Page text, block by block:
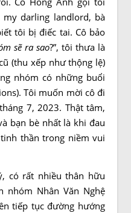
darling landlord, bà
tôi bị điếc tai. Cô bảo
sẽ ra sao?”, tôi thưa là
(thu xếp như thộng lệ)
nhóm có những buổi
Tôi muốn mời cô đi
7, 2023. Thật tâm,
bạn bè nhất là khi đau
thần trong niềm vui
có rất nhiều thân hữu
nhóm Nhân Văn Nghệ
tiếp tục đường hướng